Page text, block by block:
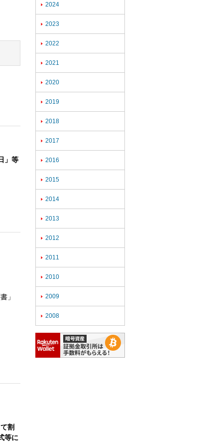
」等
」
割
等に
 2024
 2023
 2022
 2021
 2020
 2019
 2018
 2017
 2016
 2015
 2014
 2013
 2012
 2011
 2010
 2009
 2008